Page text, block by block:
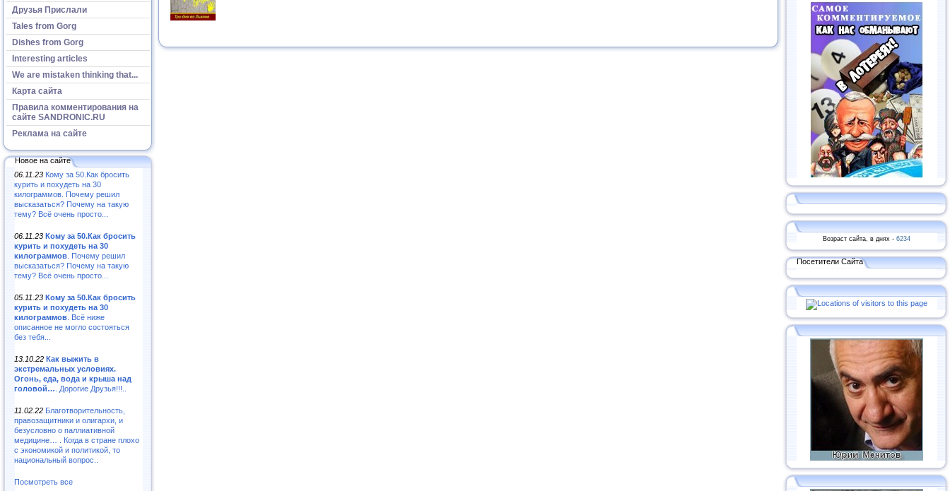
Друзья Прислали
Tales from Gorg
Dishes from Gorg
Interesting articles
We are mistaken thinking that...
Карта сайта
Правила комментирования на
сайте SANDRONIC.RU
Реклама на сайте
Новое на сайте
06.11.23 Кому за 50.Как бросить
курить и похудеть на 30
килограммов. Почему решил
высказаться? Почему на такую
тему? Всё очень просто...
06.11.23 Кому за 50.Как бросить
курить и похудеть на 30
килограммов . Почему решил
высказаться? Почему на такую
тему? Всё очень просто...
05.11.23 Кому за 50.Как бросить
курить и похудеть на 30
килограммов . Всё ниже
описанное не могло состояться
без тебя...
13.10.22 Как выжить в
экстремальных условиях.
Огонь, еда, вода и крыша над
головой… . Дорогие Друзья!!!..
11.02.22 Благотворительность,
правозащитники и олигархи, и
безусловно о паллиативной
медицине… . Когда в стране плохо
с экономикой и политикой, то
национальный вопрос..
Посмотреть все
Возраст сайта, в днях - 6234
Посетители Сайта